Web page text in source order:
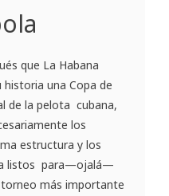
que La Habana
una Copa de
de la pelota cubana,
los
estructura y los
listos para—ojalá—
más importante